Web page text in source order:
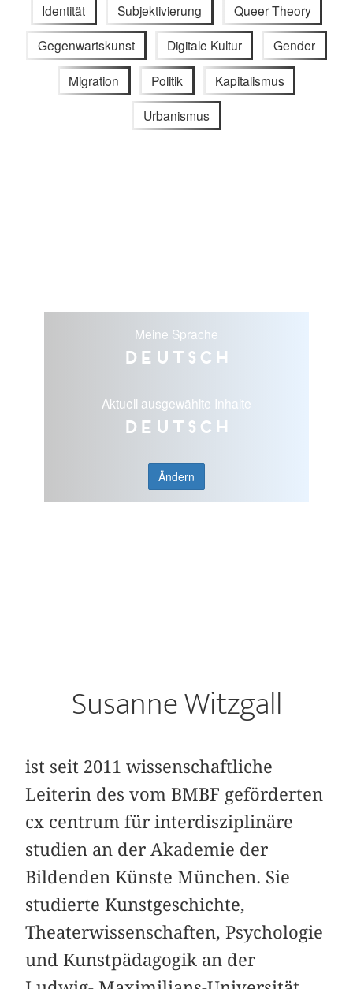
Identität Subjektivierung Queer Theory
Gegenwartskunst Digitale Kultur Gender
Migration Politik Kapitalismus
Urbanismus
Meine Sprache
Deutsch
Aktuell ausgewählte Inhalte
Deutsch
Ändern
Susanne Witzgall
ist seit 2011 wissenschaftliche
Leiterin des vom BMBF geförderten
cx centrum für interdisziplinäre
studien an der Akademie der
Bildenden Künste München. Sie
studierte Kunstgeschichte,
Theaterwissenschaften, Psychologie
und Kunstpädagogik an der